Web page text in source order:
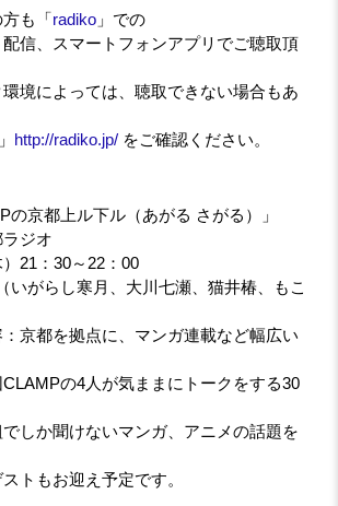
も「radiko 」での
信、スマートフォンアプリでご聴取頂
境によっては、聴取できない場合もあ
http://radiko.jp/ をご確認ください。
の京都上ル下ル（あがる さがる）」
ジオ
21：30～22：00
いがらし寒月、大川七瀬、猫井椿、もこ
を拠点に、マンガ連載など幅広い
の4人が気ままにトークをする30
聞けないマンガ、アニメの話題を
お迎え予定です。